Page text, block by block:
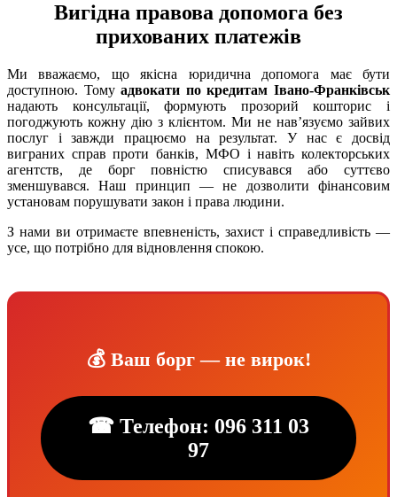
Вигідна правова допомога без
прихованих платежів
Ми вважаємо, що якісна юридична допомога має бути
доступною. Томуадвокати по кредитам Івано-Франківськ
надають консультації, формують прозорий кошторис і
погоджують кожну дію з клієнтом. Ми не нав’язуємо зайвих
послуг і завжди працюємо на результат. У нас є досвід
виграних справ проти банків, МФО і навіть колекторських
агентств, де борг повністю списувався або суттєво
зменшувався. Наш принцип — не дозволити фінансовим
установам порушувати закон і права людини.
З нами ви отримаєте впевненість, захист і справедливість —
усе, що потрібно для відновлення спокою.
💰 Ваш борг — не вирок!
☎ Телефон: 096 311 03
97